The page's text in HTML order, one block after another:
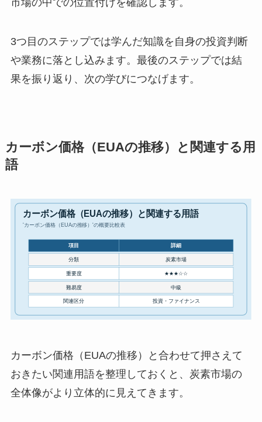
3つ目のステップでは学んだ知識を自身の投資判断
や業務に落とし込みます。最後のステップでは結
果を振り返り、次の学びにつなげます。
カーボン価格（EUAの推移）と関連する用
語
カーボン価格（EUAの推移）と合わせて押さえて
おきたい関連用語を整理しておくと、炭素市場の
全体像がより立体的に見えてきます。